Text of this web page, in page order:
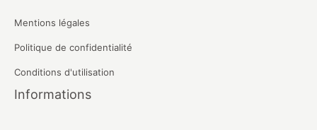
Mentions légales
Politique de confidentialité
Conditions d'utilisation
Informations